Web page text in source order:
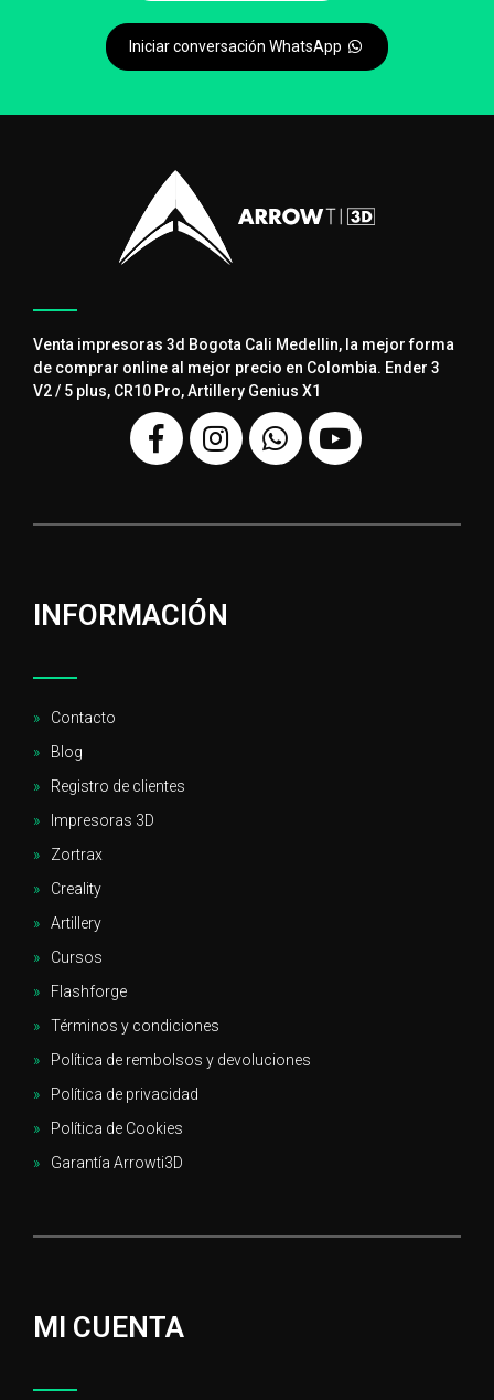
Iniciar conversación WhatsApp
Venta impresoras 3d Bogota Cali Medellin, la mejor forma
de comprar online al mejor precio en Colombia. Ender 3
V2 / 5 plus, CR10 Pro, Artillery Genius X1
INFORMACIÓN
Contacto
Blog
Registro de clientes
Impresoras 3D
Zortrax
Creality
Artillery
Cursos
Flashforge
Términos y condiciones
Política de rembolsos y devoluciones
Política de privacidad
Política de Cookies
Garantía Arrowti3D
MI CUENTA